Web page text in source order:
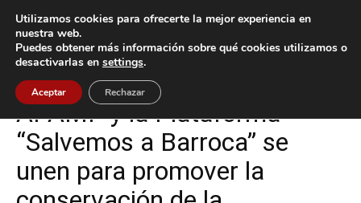
Inicio Vigo
Vigo
APAMP y la Plataforma
“Salvemos a Barroca” se
unen para promover la
Utilizamos cookies para ofrecerte la mejor experiencia en
nuestra web.
Puedes obtener más información sobre qué cookies utilizamos o
desactivarlas en settings.
Aceptar Rechazar